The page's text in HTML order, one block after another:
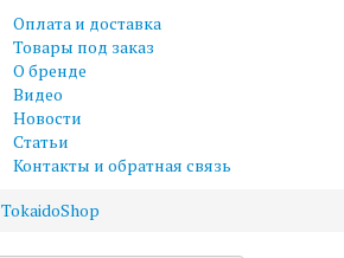
Оплата и доставка
Товары под заказ
О бренде
Видео
Новости
Статьи
Контакты и обратная связь
TokaidoShop